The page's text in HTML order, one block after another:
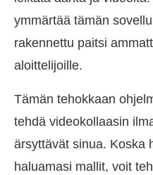
ymmärtää tämän
rakennettu paitsi
aloittelijoille.
Tämän tehokkaan
tehdä videokollaasin
ärsyttävät sinua. Koska
haluamasi mallit, voit